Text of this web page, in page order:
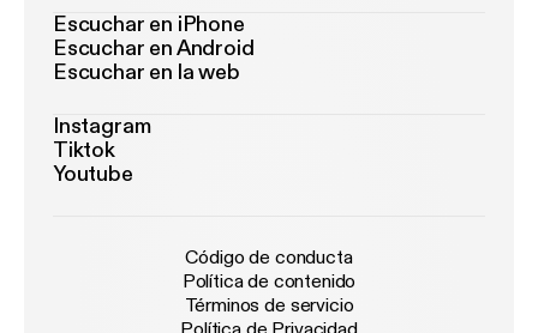
Escuchar en iPhone
Escuchar en Android
Escuchar en la web
Instagram
Tiktok
Youtube
Código de conducta
Política de contenido
Términos de servicio